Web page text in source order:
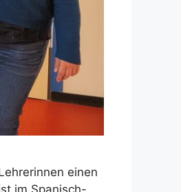
einen
im Spanisch-